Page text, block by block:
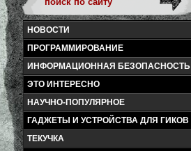
НОВОСТИ
ПРОГРАММИРОВАНИЕ
ИНФОРМАЦИОННАЯ БЕЗОПАСНОСТЬ
ЭТО ИНТЕРЕСНО
НАУЧНО-ПОПУЛЯРНОЕ
ГАДЖЕТЫ И УСТРОЙСТВА ДЛЯ ГИКОВ
ТЕКУЧКА